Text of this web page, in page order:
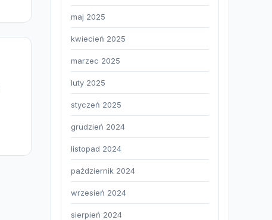
maj 2025
kwiecień 2025
marzec 2025
luty 2025
styczeń 2025
grudzień 2024
listopad 2024
październik 2024
wrzesień 2024
sierpień 2024